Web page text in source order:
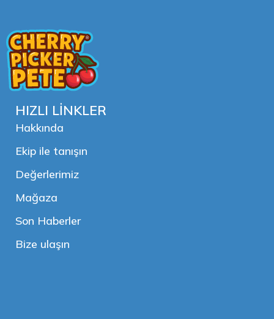
HIZLI LİNKLER
Hakkında
Ekip ile tanışın
Değerlerimiz
Mağaza
Son Haberler
Bize ulaşın